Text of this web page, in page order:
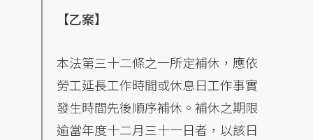
【乙案】
本法第三十二條之一所定補休，應依
勞工延長工作時間或休息日工作事實
發生時間先後順序補休。補休之期限
逾當年度十二月三十一日者，以該日